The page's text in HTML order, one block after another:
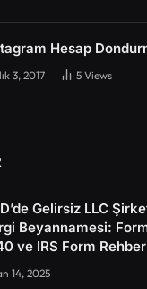
Hesap
3, 2017 5 Views
Gelirsiz LLC
Beyannamesi:
ve IRS Form
14, 2025